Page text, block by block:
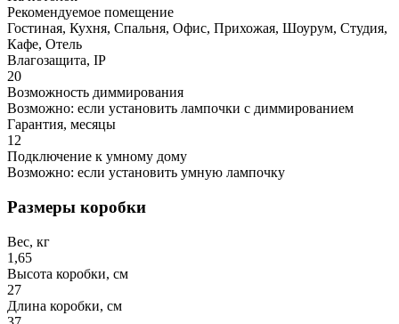
Рекомендуемое помещение
Гостиная, Кухня, Спальня, Офис, Прихожая, Шоурум, Студия,
Кафе, Отель
Влагозащита, IP
20
Возможность диммирования
Возможно: если установить лампочки с диммированием
Гарантия, месяцы
12
Подключение к умному дому
Возможно: если установить умную лампочку
Размеры коробки
Вес, кг
1,65
Высота коробки, см
27
Длина коробки, см